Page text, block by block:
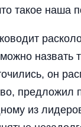
такое наша
назвать
он
предложил
из